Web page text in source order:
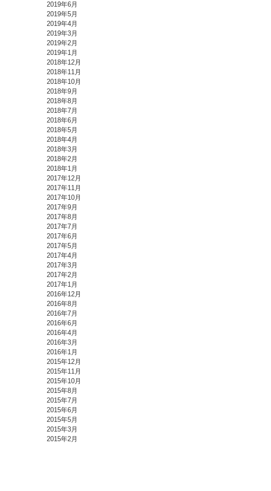
2019年6月
2019年5月
2019年4月
2019年3月
2019年2月
2019年1月
2018年12月
2018年11月
2018年10月
2018年9月
2018年8月
2018年7月
2018年6月
2018年5月
2018年4月
2018年3月
2018年2月
2018年1月
2017年12月
2017年11月
2017年10月
2017年9月
2017年8月
2017年7月
2017年6月
2017年5月
2017年4月
2017年3月
2017年2月
2017年1月
2016年12月
2016年8月
2016年7月
2016年6月
2016年4月
2016年3月
2016年1月
2015年12月
2015年11月
2015年10月
2015年8月
2015年7月
2015年6月
2015年5月
2015年3月
2015年2月